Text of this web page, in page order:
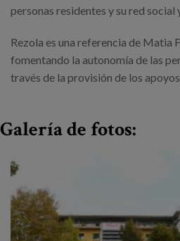
personas residentes y su red social
Rezola es una referencia de Matia
fomentando la autonomía de las
través de la provisión de los
Galería de fotos: